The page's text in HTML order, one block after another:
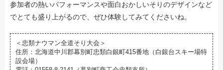
参加者の熱いパフォーマンスや面白おかしいそりのデザインなど
でとても盛り上がるので、ぜひ体験してみてくださいね。
＜忠類ナウマン全道そり大会＞
住所：北海道中川郡幕別町忠類白銀町415番地（白銀台スキー場特
設会場）